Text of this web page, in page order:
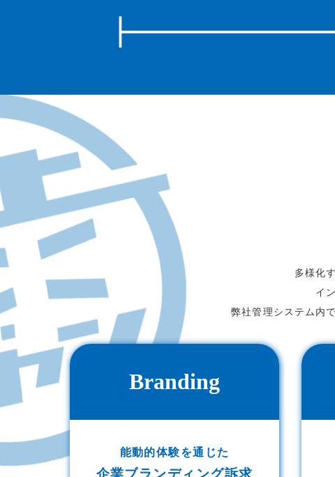
多様化
イ
弊社管理システム内
Branding
能動的体験を通じた
企業ブランディング訴求